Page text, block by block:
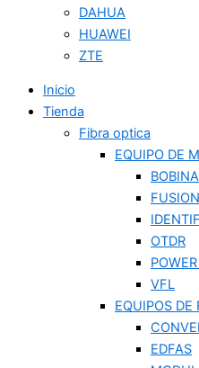
DAHUA
HUAWEI
ZTE
Inicio
Tienda
Fibra optica
EQUIPO DE
OTDR
VFL
EQUIPOS DE
EDFAS